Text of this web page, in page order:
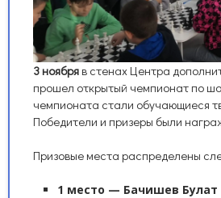
3 ноября в стенах Центра
прошел открытый чемпионат по
чемпионата стали обучающиеся
Победители и призеры были
Призовые места распределены
1 место — Бачишев Булат